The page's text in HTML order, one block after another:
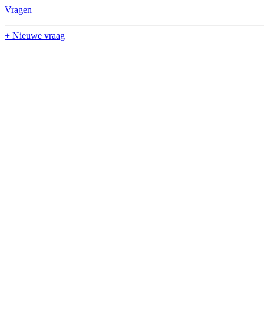
Vragen
+ Nieuwe vraag